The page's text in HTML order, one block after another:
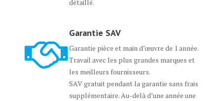
détaillé.
Garantie SAV
Garantie pièce et main d’œuvre de 1 année.
Travail avec les plus grandes marques et
les meilleurs fournisseurs.
SAV gratuit pendant la garantie sans frais
supplémentaire. Au-delà d’une année une